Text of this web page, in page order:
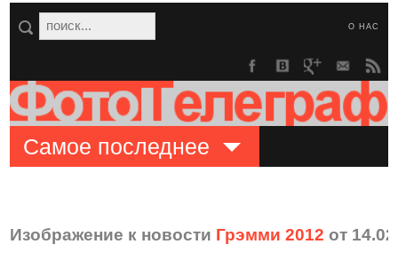
О НАС
Самое последнее
Изображение к новости Грэмми 2012 от